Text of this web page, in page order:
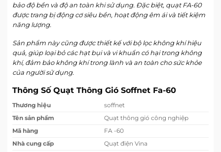
bảo độ bền và độ an toàn khi sử dụng. Đặc biệt, quạt FA-60
được trang bị động cơ siêu bền, hoạt động êm ái và tiết kiệm
năng lượng.
Sản phẩm này cũng được thiết kế với bộ lọc không khí hiệu
quả, giúp loại bỏ các hạt bụi và vi khuẩn có hại trong không
khí, đảm bảo không khí trong lành và an toàn cho sức khỏe
của người sử dụng.
Thông Số Quạt Thông Gió Soffnet Fa-60
Thương hiệu
soffnet
Tên sản phẩm
Quạt thông gió công nghiệp
Mã hàng
FA -60
Nhà cung cấp
Quạt điện Vina